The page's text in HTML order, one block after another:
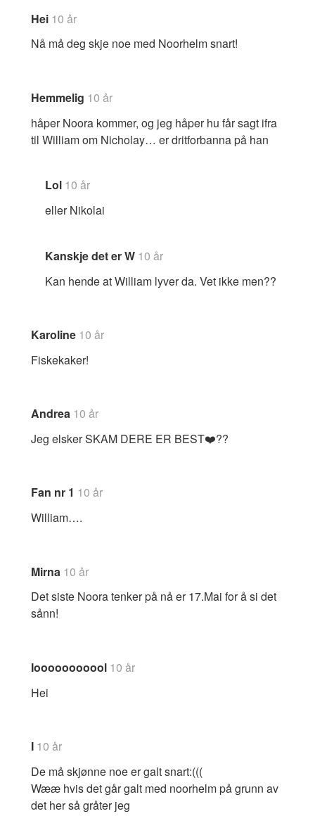
Hei 10 år
Nå må deg skje noe med Noorhelm snart!
Hemmelig 10 år
håper Noora kommer, og jeg håper hu får sagt ifra
til William om Nicholay… er dritforbanna på han
Lol 10 år
eller Nikolai
Kanskje det er W 10 år
Kan hende at William lyver da. Vet ikke men??
Karoline 10 år
Fiskekaker!
Andrea 10 år
Jeg elsker SKAM DERE ER BEST❤️??
Fan nr 1 10 år
William….
Mirna 10 år
Det siste Noora tenker på nå er 17.Mai for å si det
sånn!
Iooooooooool 10 år
Hei
I 10 år
De må skjønne noe er galt snart:(((
Wææ hvis det går galt med noorhelm på grunn av
det her så gråter jeg